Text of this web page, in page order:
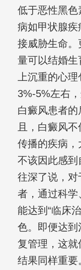
低于恶性黑
病如甲状腺
接威胁生命
量可以结婚
上沉重的心
3%-5%左右
白癜风患者
且，白癜风
传播的疾病
不该因此感到
往深了说，对
者，通过科
能达到“临床
色。即便达到
复管理，这就
结果同样重